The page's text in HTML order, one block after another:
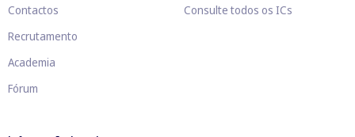
Contactos
Recrutamento
Academia
Fórum
Consulte todos os ICs